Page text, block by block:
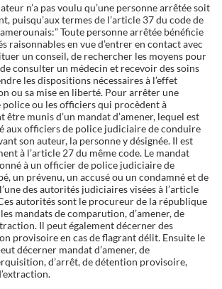
n’a pas voulu qu’une personne arrêtée soit
puisqu’aux termes de l’article 37 du code de
Toute personne arrêtée bénéficie
raisonnables en vue d’entrer en contact avec
un conseil, de rechercher les moyens pour
consulter un médecin et recevoir des soins
les dispositions nécessaires à l’effet
ou sa mise en liberté. Pour arrêter une
police ou les officiers qui procèdent à
être munis d’un mandat d’amener, lequel est
aux officiers de police judiciaire de conduire
son auteur, la personne y désignée. Il est
à l’article 27 du même code. Le mandat
à un officier de police judiciaire de
un prévenu, un accusé ou un condamné et de
des autorités judiciaires visées à l’article
autorités sont le procureur de la république
mandats de comparution, d’amener, de
Il peut également décerner des
provisoire en cas de flagrant délit. Ensuite le
décerner mandat d’amener, de
d’arrêt, de détention provisoire,